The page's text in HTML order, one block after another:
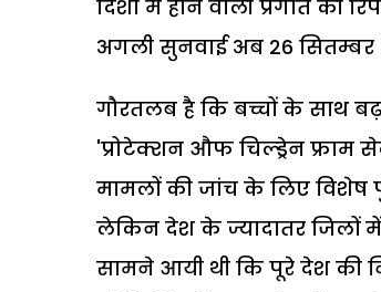
दिशा में होने वाली प्रगति की
अगली सुनवाई अब 26 सितम्बर
गौरतलब है कि बच्चों के साथ
'प्रोटेक्शन औफ चिल्ड्रेन
मामलों की जांच के लिए विशेष
लेकिन देश के ज्यादातर जिलों में
सामने आयी थी कि पूरे देश की